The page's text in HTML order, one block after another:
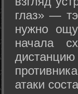
глаз» —
нужно
начала
атаки